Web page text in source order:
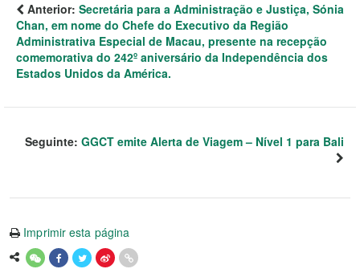
Anterior: Secretária para a Administração e Justiça, Sónia
Chan, em nome do Chefe do Executivo da Região
Administrativa Especial de Macau, presente na recepção
comemorativa do 242º aniversário da Independência dos
Estados Unidos da América.
Seguinte: GGCT emite Alerta de Viagem – Nível 1 para Bali
Imprimir esta página